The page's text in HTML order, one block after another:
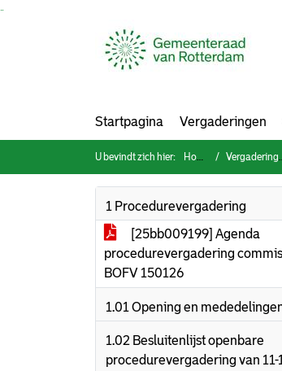
Startpagina Vergaderingen
U bevindt zich hier: Home Vergaderingen
1 Procedurevergadering
[25bb009199] Agenda
procedurevergadering
BOFV 150126
1.01 Opening en
1.02 Besluitenlijst openbare
procedurevergadering van 11-